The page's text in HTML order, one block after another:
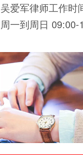
吴爱军律师工作时
周一到周日 09:00-